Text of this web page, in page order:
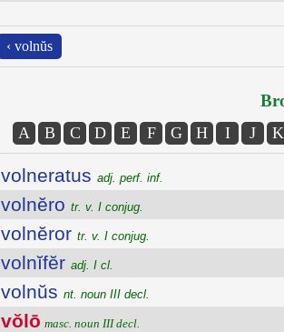
‹ volnŭs
A B C D E F G H I J K
volneratus adj. perf. inf.
volnĕro tr. v. I conjug.
volnĕror tr. v. I conjug.
volnĭfĕr adj. I cl.
volnŭs nt. noun III decl.
vŏlō masc. noun III decl.